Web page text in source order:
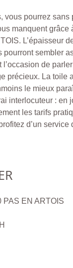
vous pourrez sans
manquent
L’épaisseur
pourront sembler
de
précieux. La toile
le mieux
interlocuteur : en
les tarifs
d’un service
PAS EN ARTOIS